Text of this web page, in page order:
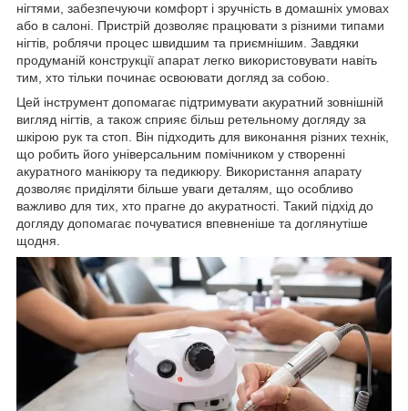
нігтями, забезпечуючи комфорт і зручність в домашніх умовах
або в салоні. Пристрій дозволяє працювати з різними типами
нігтів, роблячи процес швидшим та приємнішим. Завдяки
продуманій конструкції апарат легко використовувати навіть
тим, хто тільки починає освоювати догляд за собою.
Цей інструмент допомагає підтримувати акуратний зовнішній
вигляд нігтів, а також сприяє більш ретельному догляду за
шкірою рук та стоп. Він підходить для виконання різних технік,
що робить його універсальним помічником у створенні
акуратного манікюру та педикюру. Використання апарату
дозволяє приділяти більше уваги деталям, що особливо
важливо для тих, хто прагне до акуратності. Такий підхід до
догляду допомагає почуватися впевненіше та доглянутіше
щодня.